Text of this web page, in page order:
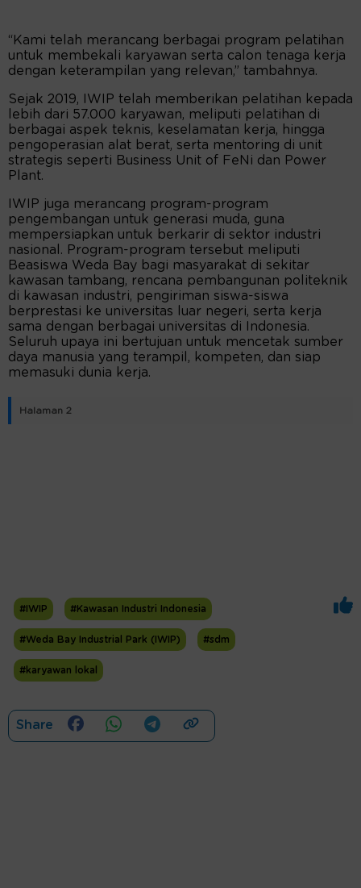
“Kami telah merancang berbagai program pelatihan
untuk membekali karyawan serta calon tenaga kerja
dengan keterampilan yang relevan,” tambahnya.
Sejak 2019, IWIP telah memberikan pelatihan kepada
lebih dari 57.000 karyawan, meliputi pelatihan di
berbagai aspek teknis, keselamatan kerja, hingga
pengoperasian alat berat, serta mentoring di unit
strategis seperti Business Unit of FeNi dan Power
Plant.
IWIP juga merancang program-program
pengembangan untuk generasi muda, guna
mempersiapkan untuk berkarir di sektor industri
nasional. Program-program tersebut meliputi
Beasiswa Weda Bay bagi masyarakat di sekitar
kawasan tambang, rencana pembangunan politeknik
di kawasan industri, pengiriman siswa-siswa
berprestasi ke universitas luar negeri, serta kerja
sama dengan berbagai universitas di Indonesia.
Seluruh upaya ini bertujuan untuk mencetak sumber
daya manusia yang terampil, kompeten, dan siap
memasuki dunia kerja.
Halaman 2
#IWIP #Kawasan Industri Indonesia
#Weda Bay Industrial Park (IWIP) #sdm
#karyawan lokal
Share